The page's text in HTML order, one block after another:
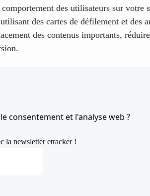
des utilisateurs sur votre
des cartes de défilement et des
des contenus importants,
consentement et l'analyse web ?
la newsletter etracker !